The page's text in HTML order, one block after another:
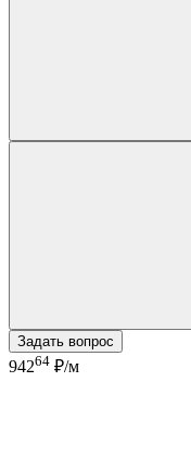
Задать вопрос
94264 ₽/м